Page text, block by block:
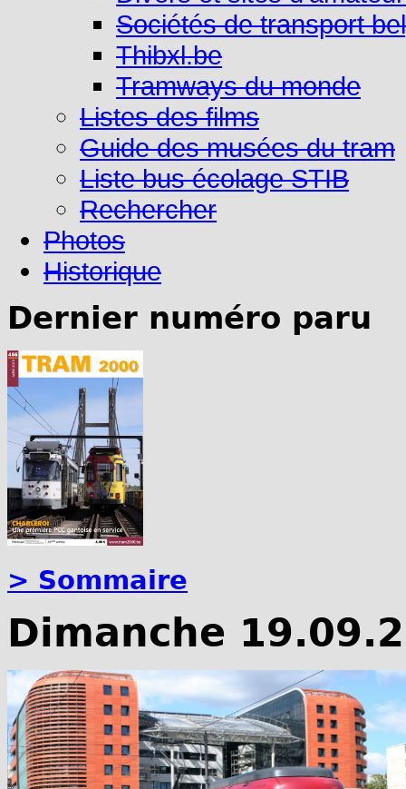
Sociétés de transport
Thibxl.be
Tramways du monde
Listes des films
Guide des musées du tram
Liste bus écolage STIB
Rechercher
Photos
Historique
Dernier numéro paru
> Sommaire
Dimanche